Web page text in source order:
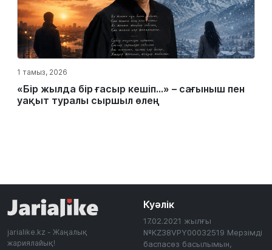
1 тамыз, 2026
«Бір жылда бір ғасыр кешіп…» – сағыныш пен
уақыт туралы сыршыл өлең
jarialike.kz - Жаңалық
жариялайық!
Куәлік
17.02.2021 жылғы
№KZ38VPY00032519 Мерзімді
баспасөз басылымын,